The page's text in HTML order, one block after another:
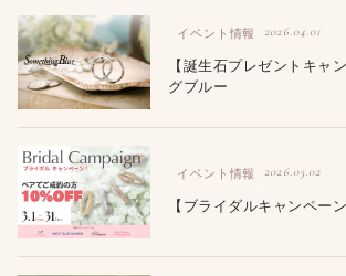
イベント情報 2026.04.01
【誕生石プレゼントキャ
グブルー
イベント情報 2026.03.02
【ブライダルキャンペー